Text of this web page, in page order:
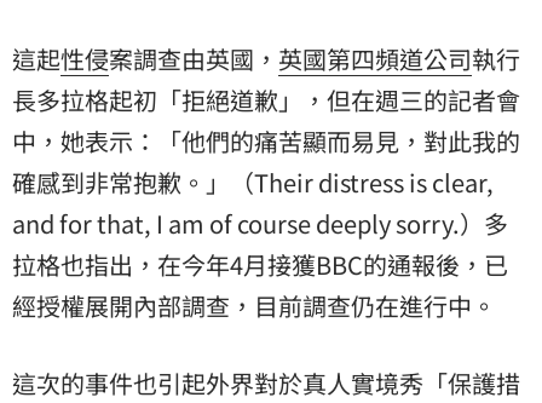
這起性侵案調查由英國， 英國第四頻道公司執行
長多拉格起初「拒絕道歉」，但在週三的記者會
中，她表示：「他們的痛苦顯而易見，對此我的
確感到非常抱歉。」（Their distress is clear,
and for that, I am of course deeply sorry.）多
拉格也指出，在今年4月接獲BBC的通報後，已
經授權展開內部調查，目前調查仍在進行中。
這次的事件也引起外界對於真人實境秀「保護措